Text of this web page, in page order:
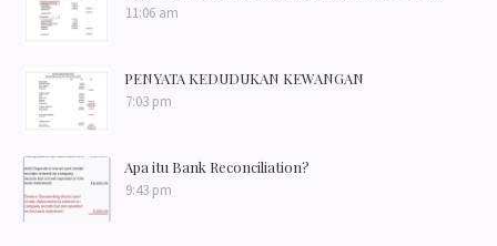
11:06 am
PENYATA KEDUDUKAN KEWANGAN
7:03 pm
Apa itu Bank Reconciliation?
9:43 pm